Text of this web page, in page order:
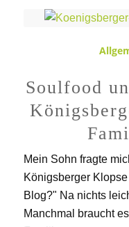
Soulfood
Mein Sohn fragte
Königsberger
Blog?" Na nichts
Manchmal braucht